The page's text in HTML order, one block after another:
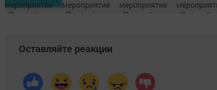
Оставляйте реакции